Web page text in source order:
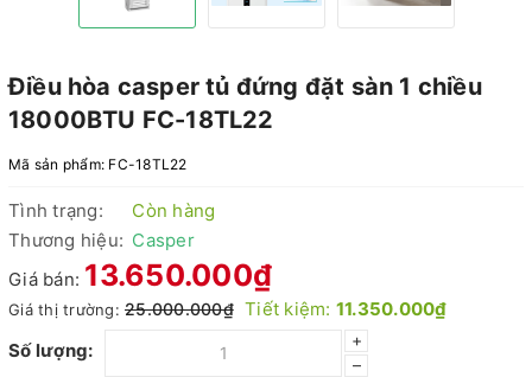
Điều hòa casper tủ đứng đặt sàn 1 chiều
18000BTU FC-18TL22
Mã sản phẩm: FC-18TL22
Tình trạng:
Còn hàng
Thương hiệu: Casper
Giá bán: 13.650.000₫
Giá thị trường: 25.000.000₫ Tiết kiệm: 11.350.000₫
Số lượng:
+
–